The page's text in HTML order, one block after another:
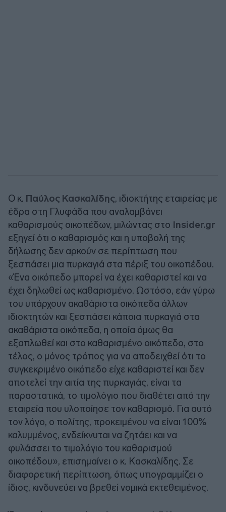
Ο κ. Παύλος Κασκαλίδης, ιδιοκτήτης εταιρείας με
έδρα στη Γλυφάδα που αναλαμβάνει
καθαρισμούς οικοπέδων, μιλώντας στο Insider.gr
εξηγεί ότι ο καθαρισμός και η υποβολή της
δήλωσης δεν αρκούν σε περίπτωση που
ξεσπάσει μια πυρκαγιά στα πέριξ του οικοπέδου.
«Ένα οικόπεδο μπορεί να έχει καθαριστεί και να
έχει δηλωθεί ως καθαρισμένο. Ωστόσο, εάν γύρω
του υπάρχουν ακαθάριστα οικόπεδα άλλων
ιδιοκτητών και ξεσπάσει κάποια πυρκαγιά στα
ακαθάριστα οικόπεδα, η οποία όμως θα
εξαπλωθεί και στο καθαρισμένο οικόπεδο, στο
τέλος, ο μόνος τρόπος για να αποδειχθεί ότι το
συγκεκριμένο οικόπεδο είχε καθαριστεί και δεν
αποτελεί την αιτία της πυρκαγιάς, είναι τα
παραστατικά, το τιμολόγιο που διαθέτει από την
εταιρεία που υλοποίησε τον καθαρισμό. Για αυτό
τον λόγο, ο πολίτης, προκειμένου να είναι 100%
καλυμμένος, ενδείκνυται να ζητάει και να
φυλάσσει το τιμολόγιο του καθαρισμού
οικοπέδου», επισημαίνει ο κ. Κασκαλίδης. Σε
διαφορετική περίπτωση, όπως υπογραμμίζει ο
ίδιος, κινδυνεύει να βρεθεί νομικά εκτεθειμένος.